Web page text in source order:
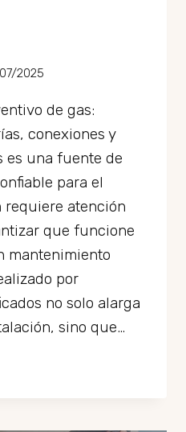
2025
de gas:
conexiones y
es una fuente de
para el
requiere atención
que funcione
mantenimiento
por
no solo alarga
sino que…